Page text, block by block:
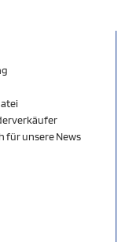
für unsere News